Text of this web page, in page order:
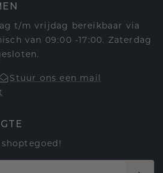
t/m vrijdag bereikbaar via
van 09:00 -17:00. Zaterdag
Stuur ons een mail